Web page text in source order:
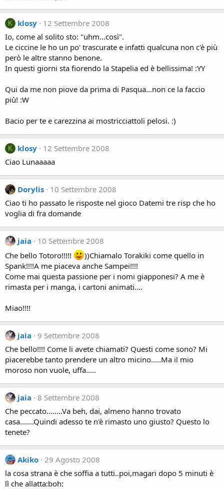
K klosy
12 Settembre 2008
Io, come al solito sto: "uhm...così".
Le ciccine le ho un po' trascurate e infatti qualcuna non c'è più
però le altre stanno benone.
In questi giorni sta fiorendo la Stapelia ed è bellissima! :YY
Qui da me non piove da prima di Pasqua...non ce la faccio
più! :W
Bacio per te e carezzina ai mostricciattoli pelosi. :)
K klosy
12 Settembre 2008
Ciao Lunaaaaa
Dorylis
10 Settembre 2008
Ciao ti ho passato le risposte nel gioco Datemi tre risp che ho
voglia di fra domande
jaia
10 Settembre 2008
Che bello Totoro!!!!!
))Chiamalo Torakiki come quello in
Spank!!!!A me piaceva anche Sampei!!!!
Come mai questa passione per i nomi giapponesi? A me è
rimasta per i manga, i cartoni animati....
Miao!!!!
jaia
9 Settembre 2008
Che bello!!!! Come li avete chiamati? Questi come sono? Mi
piacerebbe tanto prendere un altro micino.....Ma il mio
moroso non vuole, uffa.....
jaia
8 Settembre 2008
Che peccato........Va beh, dai, almeno hanno trovato
casa.......Quindi adesso te n'è rimasto uno giusto? Questo lo
tenete?
Akiko 29 Agosto 2008
la cosa strana è che soffia a tutti..poi,magari dopo 5 minuti è
lì che allatta:boh: